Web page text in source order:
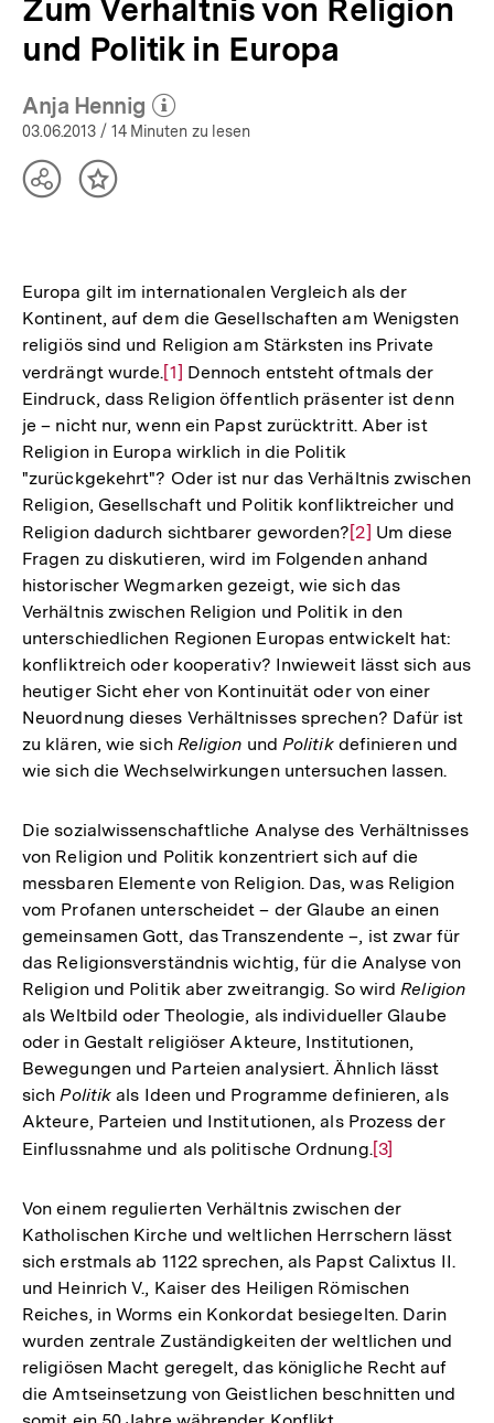
Zum Verhältnis von Religion
und Politik in Europa
Anja Hennig
(Mehr zum Autor)
öffnen
03.06.2013 / 14 Minuten zu lesen
TeilenInhalt
Europa gilt im internationalen Vergleich als der
Kontinent, auf dem die Gesellschaften am Wenigsten
religiös sind und Religion am Stärksten ins Private
verdrängt wurde.Zur
Auflösung
der
Fußnote
[1] Dennoch entsteht oftmals der
Eindruck, dass Religion öffentlich präsenter ist denn
je – nicht nur, wenn ein Papst zurücktritt. Aber ist
Religion in Europa wirklich in die Politik
"zurückgekehrt"? Oder ist nur das Verhältnis zwischen
Religion, Gesellschaft und Politik konfliktreicher und
Religion dadurch sichtbarer geworden?Zur
Auflösung
der
Fußnote
[2] Um diese
Fragen zu diskutieren, wird im Folgenden anhand
historischer Wegmarken gezeigt, wie sich das
Verhältnis zwischen Religion und Politik in den
unterschiedlichen Regionen Europas entwickelt hat:
konfliktreich oder kooperativ? Inwieweit lässt sich aus
heutiger Sicht eher von Kontinuität oder von einer
Neuordnung dieses Verhältnisses sprechen? Dafür ist
zu klären, wie sich Religion und Politikdefinieren und
wie sich die Wechselwirkungen untersuchen lassen.
Die sozialwissenschaftliche Analyse des Verhältnisses
von Religion und Politik konzentriert sich auf die
messbaren Elemente von Religion. Das, was Religion
vom Profanen unterscheidet – der Glaube an einen
gemeinsamen Gott, das Transzendente –, ist zwar für
das Religionsverständnis wichtig, für die Analyse von
Religion und Politik aber zweitrangig. So wird Religion
als Weltbild oder Theologie, als individueller Glaube
oder in Gestalt religiöser Akteure, Institutionen,
Bewegungen und Parteien analysiert. Ähnlich lässt
sich Politik als Ideen und Programme definieren, als
Akteure, Parteien und Institutionen, als Prozess der
Einflussnahme und als politische Ordnung.Zur
der
Fußnote
[3]
Von einem regulierten Verhältnis zwischen der
Katholischen Kirche und weltlichen Herrschern lässt
sich erstmals ab 1122 sprechen, als Papst Calixtus II.
und Heinrich V., Kaiser des Heiligen Römischen
Reiches, in Worms ein Konkordat besiegelten. Darin
wurden zentrale Zuständigkeiten der weltlichen und
religiösen Macht geregelt, das königliche Recht auf
die Amtseinsetzung von Geistlichen beschnitten und